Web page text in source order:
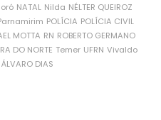
NATAL Nilda NÉLTER QUEIROZ
POLÍCIA POLÍCIA CIVIL
MOTTA RN ROBERTO GERMANO
DO NORTE Temer UFRN Vivaldo
ÁLVARO DIAS